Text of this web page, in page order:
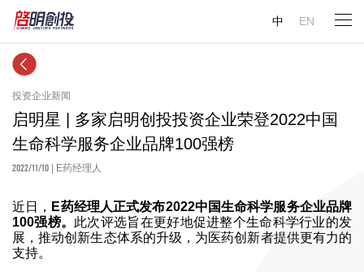
中 EN
投资企业新闻
启明星 | 多家启明创投投资企业荣登2022中国
生命科学服务企业品牌100强榜
2022/11/10 | E药经理人
近日， E药经理人正式发布2022中国生命科学服务企业品牌
100强榜。 此次评选旨在更好地促进整个生命科学行业的发
展，推动创新生态体系的升级，为医药创新者提供更有力的
支持。